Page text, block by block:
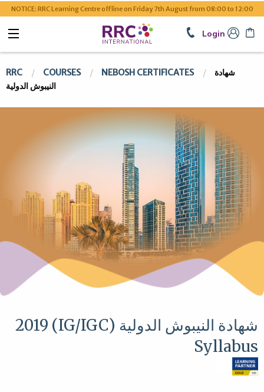
NOTICE: RRC Learning Centre offline on Friday 7th August from 08:00 to 12:00
Login
RRC COURSES NEBOSH CERTIFICATES
شهادة
النيبوش الدولية
شهادة النيبوش الدولية (IG/IGC) 2019
Syllabus